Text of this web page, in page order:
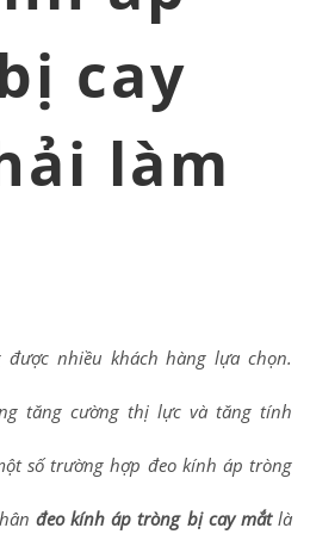
cay
làm
nhiều khách hàng lựa chọn.
tăng cường thị lực và tăng tính
số trường hợp đeo kính áp tròng
đeo kính áp tròng bị cay mắtlà